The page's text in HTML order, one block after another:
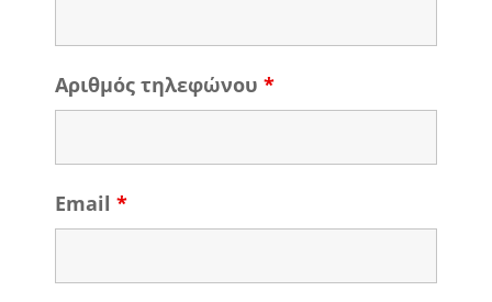
Αριθμός τηλεφώνου *
Email *